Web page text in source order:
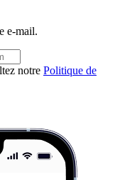
e-mail.
notre Politique de